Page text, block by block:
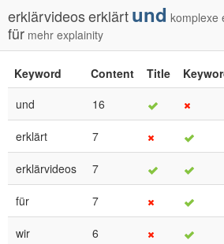
erklärvideoserklärtund komplexe
für mehr explainity
Keyword Content Title
und
16
erklärt 7
erklärvideos 7
für 7
wir 6